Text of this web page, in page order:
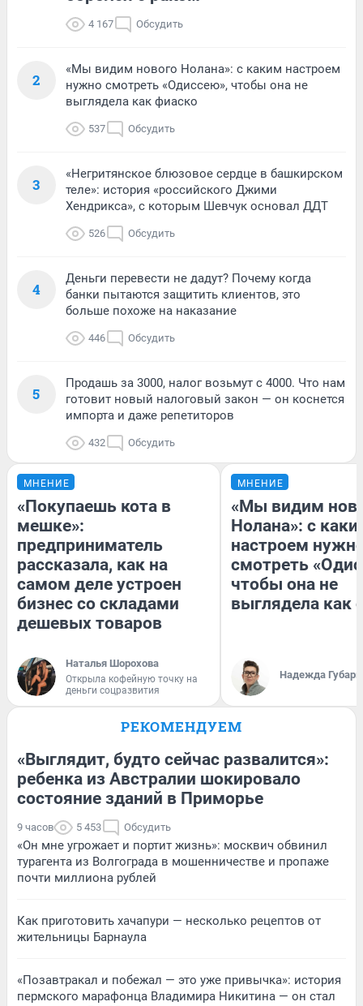
4 167 Обсудить
2
«Мы видим нового Нолана»: с каким настроем
нужно смотреть «Одиссею», чтобы она не
выглядела как фиаско
537 Обсудить
3
«Негритянское блюзовое сердце в башкирском
теле»: история «российского Джими
Хендрикса», с которым Шевчук основал ДДТ
526 Обсудить
4
Деньги перевести не дадут? Почему когда
банки пытаются защитить клиентов, это
больше похоже на наказание
446 Обсудить
5
Продашь за 3000, налог возьмут с 4000. Что нам
готовит новый налоговый закон — он коснется
импорта и даже репетиторов
432 Обсудить
МНЕНИЕ
«Покупаешь кота в
мешке»:
предприниматель
рассказала, как на
самом деле устроен
бизнес со складами
дешевых товаров
Наталья Шорохова
Открыла кофейную точку на
деньги соцразвития
МНЕНИЕ
«Мы видим
Нолана»: с
настроем
смотреть
чтобы она не
выглядела как
Надежда Губарь
РЕКОМЕНДУЕМ
«Выглядит, будто сейчас развалится»:
ребенка из Австралии шокировало
состояние зданий в Приморье
9 часов 5 453 Обсудить
«Он мне угрожает и портит жизнь»: москвич обвинил
турагента из Волгограда в мошенничестве и пропаже
почти миллиона рублей
Как приготовить хачапури — несколько рецептов от
жительницы Барнаула
«Позавтракал и побежал — это уже привычка»: история
пермского марафонца Владимира Никитина — он стал